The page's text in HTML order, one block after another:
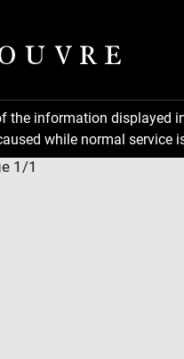
information displayed
while normal service